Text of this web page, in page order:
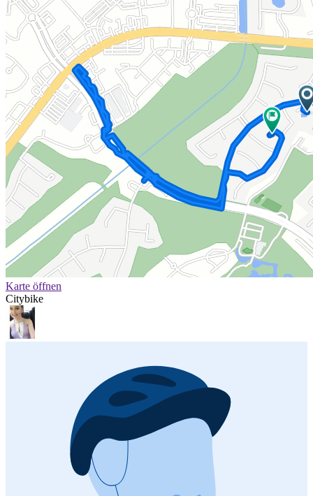
Karte öffnen
Citybike